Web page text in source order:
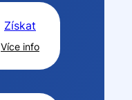
Získat
Více info